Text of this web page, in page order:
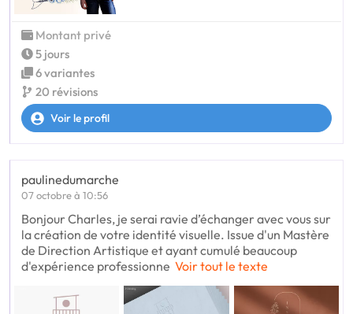
Montant privé
5 jours
6 variantes
20 révisions
Voir le profil
paulinedumarche
07 octobre à 10:56
Bonjour Charles, je serai ravie d’échanger avec vous sur
la création de votre identité visuelle. Issue d'un Mastère
de Direction Artistique et ayant cumulé beaucoup
d'expérience professionne Voir tout le texte